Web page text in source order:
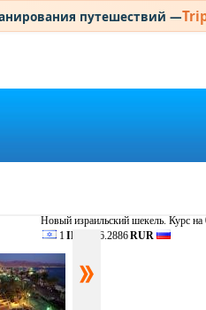
путешествий —
Новый израильский шекель. Курс на
1ILS 16.2886RUR